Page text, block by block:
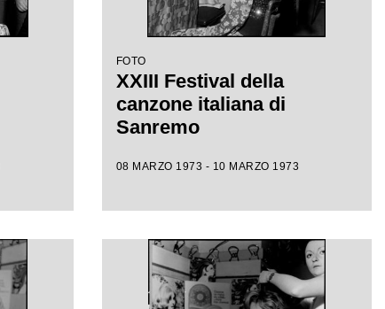
FOTO
XXIII Festival della
canzone italiana di
Sanremo
08 MARZO 1973 - 10 MARZO 1973